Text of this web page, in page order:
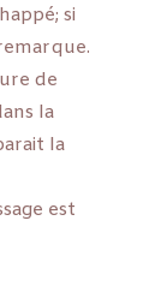
si
de
la
la
est